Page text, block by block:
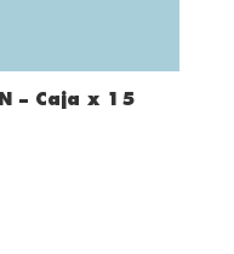
– Caja x 15